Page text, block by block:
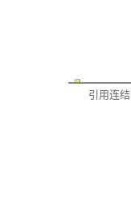
引用连结